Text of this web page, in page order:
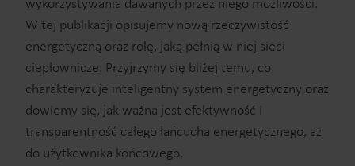
W tej publikacji opisujemy nową rzeczywistość
energetyczną oraz rolę, jaką pełnią w niej sieci
ciepłownicze. Przyjrzymy się bliżej temu, co
charakteryzuje inteligentny system energetyczny oraz
dowiemy się, jak ważna jest efektywność i
transparentność całego łańcucha energetycznego, aż
do użytkownika końcowego.